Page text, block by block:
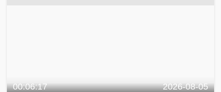
00:06:17 2026-08-05